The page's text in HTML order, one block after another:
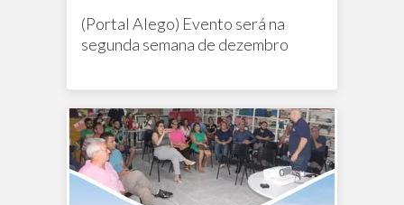
(Portal Alego) Evento será na
segunda semana de dezembro